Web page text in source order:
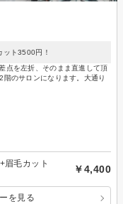
ット3500円！
点を左折、そのまま直進して頂
のサロンになります。大通り
+眉毛カット
￥4,400
を見る